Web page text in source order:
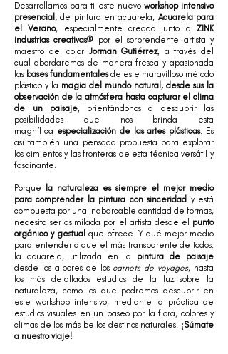
Desarrollamos para ti este nuevo workshop intensivo
presencial, de pintura en acuarela, Acuarela para
el Verano, especialmente creado junto aZINK
industrias creativas® por el sorprendente artista y
maestro del color Jorman Gutiérrez, a través del
cual abordaremos de manera fresca y apasionada
las bases fundamentalesde este maravilloso método
plástico y la magia del mundo natural, desde sus la
observación de la atmósfera hasta capturar el clima
de un paisaje, orientándonos a descubrir las
posibilidades que nos brinda esta
magnífica especialización de las artes plásticas. Es
así también una pensada propuesta para explorar
los cimientos y las fronteras de esta técnica versátil y
fascinante.
Porque la naturaleza es siempre el mejor medio
para comprender la pintura con sinceridad y está
compuesta por una inabarcable cantidad de formas,
necesita ser asimilada por el artista desde el punto
orgánico y gestualque ofrece. Y qué mejor medio
para entenderla que el más transparente de todos:
la acuarela, utilizada en la pintura de paisaje
desde los albores de loscarnets de voyages, hasta
los más detallados estudios de la luz sobre la
naturaleza, como los que podremos descubrir en
este workshop intensivo, mediante la práctica de
estudios visuales en un paseo por la flora, colores y
climas de los más bellos destinos naturales. ¡Súmate
a nuestro viaje!